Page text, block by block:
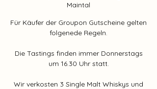
Maintal
Für Käufer der Groupon Gutscheine gelten
folgenede Regeln.
Die Tastings finden immer Donnerstags
um 16.30 Uhr statt.
Wir verkosten 3 Single Malt Whiskys und